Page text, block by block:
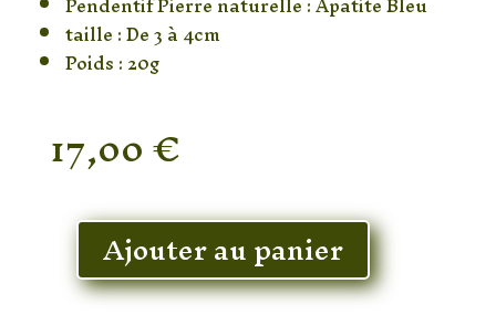
taille : De 3 à 4cm
Poids : 20g
17,00€
En stock
quantité
Pendentif
Ajouter au panier